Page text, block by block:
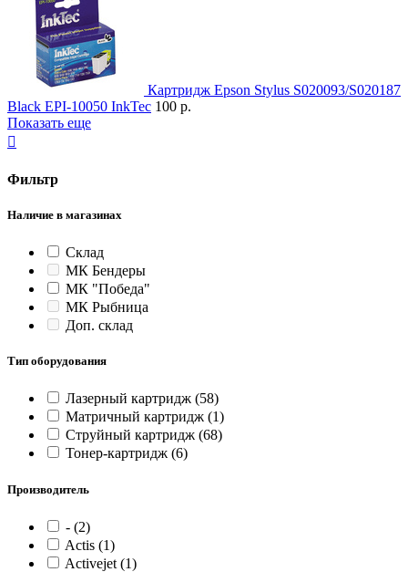
Картридж Epson Stylus S020093/S020187
Black EPI-10050 InkTec 100 р.
Показать еще

Фильтр
Наличие в магазинах
Склад
МК Бендеры
МК "Победа"
МК Рыбница
Доп. склад
Тип оборудования
Лазерный картридж (58)
Матричный картридж (1)
Струйный картридж (68)
Тонер-картридж (6)
Производитель
- (2)
Actis (1)
Activejet (1)